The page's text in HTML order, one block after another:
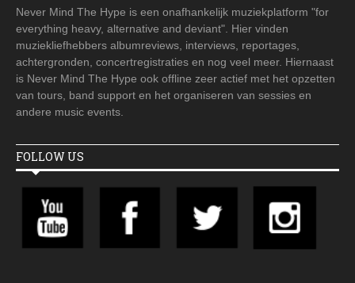
Never Mind The Hype is een onafhankelijk muziekplatform "for
everything heavy, alternative and deviant". Hier vinden
muziekliefhebbers albumreviews, interviews, reportages,
achtergronden, concertregistraties en nog veel meer. Hiernaast
is Never Mind The Hype ook offline zeer actief met het opzetten
van tours, band support en het organiseren van sessies en
andere music events.
FOLLOW US